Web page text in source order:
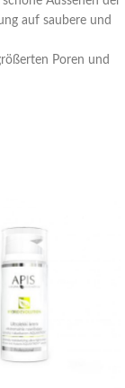
auf saubere und
Poren und